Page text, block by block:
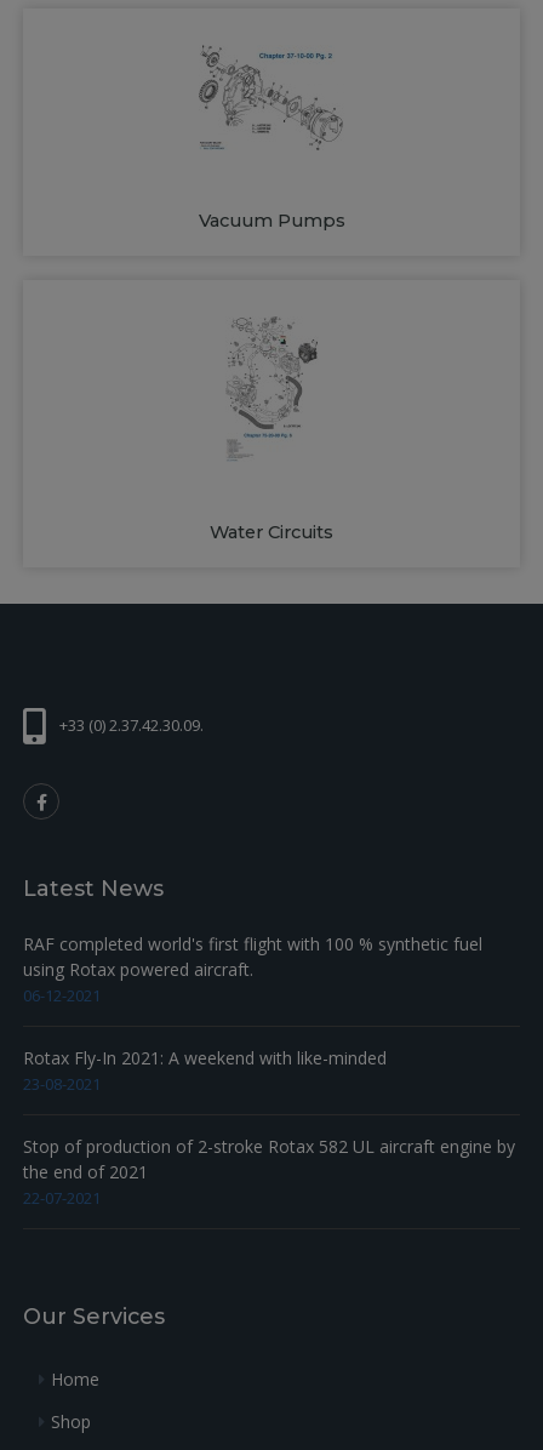
Vacuum Pumps
Water Circuits
+33 (0) 2.37.42.30.09.
Latest News
RAF completed world's first flight with 100 % synthetic fuel
using Rotax powered aircraft.
06-12-2021
Rotax Fly-In 2021: A weekend with like-minded
23-08-2021
Stop of production of 2-stroke Rotax 582 UL aircraft engine by
the end of 2021
22-07-2021
Our Services
Home
Shop